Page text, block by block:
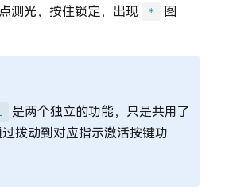
测光，按住锁定，出现
*
图
是两个独立的功能，只是共用了
拨动到对应指示激活按键功